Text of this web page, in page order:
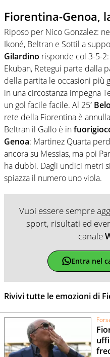
Fiorentina-Genoa,
Riposo per Nico Gonzalez:
Ikoné, Beltran e Sottil a
Gilardino risponde col 3-5-
Ekuban, Retegui parte dalla
della partita le occasioni più
in una circostanza impegna
un gol facile facile. Al 25′
rete della Fiorentina è
Beltran il Gallo è in
Genoa: Martinez Quarta
ancora su Messias, ma poi
ha dubbi. Dagli undici metri
spiazza il numero uno viola.
Vuoi essere sempre
sport, risultati ed
canale
Entra nel
Rivivi tutte le emozioni di